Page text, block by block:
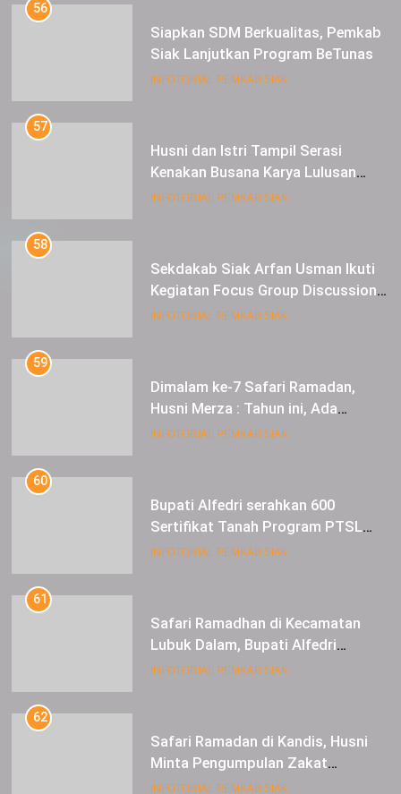
56
Siapkan SDM Berkualitas, Pemkab
Siak Lanjutkan Program BeTunas
INFOTORIAL PEMKAB SIAK
57
Husni dan Istri Tampil Serasi
Kenakan Busana Karya Lulusan
SMK Pariwisata Siak, di Lancang
INFOTORIAL PEMKAB SIAK
58
Sekdakab Siak Arfan Usman Ikuti
Kegiatan Focus Group Discussion
Tentang Kebijakan Penganggaran
INFOTORIAL PEMKAB SIAK
59
Dimalam ke-7 Safari Ramadan,
Husni Merza : Tahun ini, Ada
Perbaikan Jalan Lintas Siak ke
INFOTORIAL PEMKAB SIAK
60
Bupati Alfedri serahkan 600
Sertifikat Tanah Program PTSL
kepada Masyarakat Tualang
INFOTORIAL PEMKAB SIAK
61
Safari Ramadhan di Kecamatan
Lubuk Dalam, Bupati Alfedri
Mengingatkan Masyarakat
INFOTORIAL PEMKAB SIAK
62
Safari Ramadan di Kandis, Husni
Minta Pengumpulan Zakat
Meningkat
INFOTORIAL PEMKAB SIAK